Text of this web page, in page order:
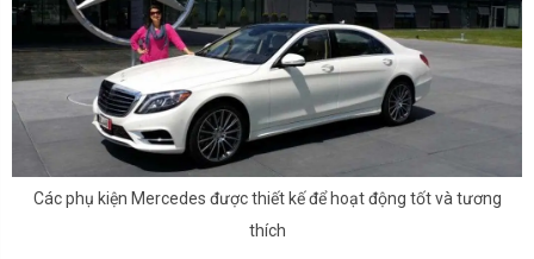
Các phụ kiện Mercedes được thiết kế để hoạt động tốt và tương
thích